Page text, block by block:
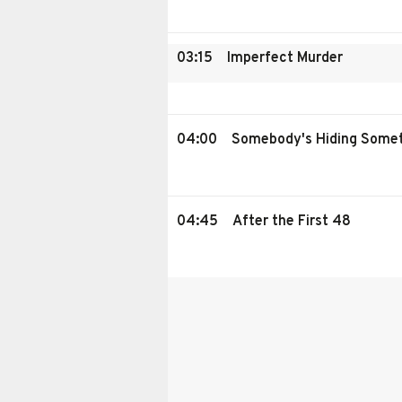
03:15 Imperfect Murder
04:00 Somebody's Hiding
04:45 After the First 48